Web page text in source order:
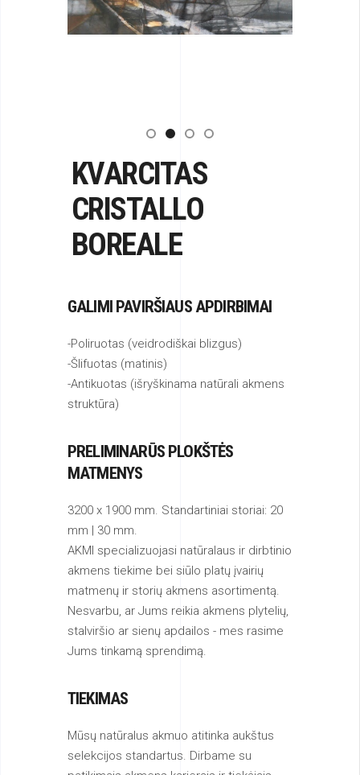
KVARCITAS
CRISTALLO
BOREALE
GALIMI PAVIRŠIAUS APDIRBIMAI
-Poliruotas (veidrodiškai blizgus)
-Šlifuotas (matinis)
-Antikuotas (išryškinama natūrali akmens
struktūra)
PRELIMINARŪS PLOKŠTĖS
MATMENYS
3200 x 1900 mm. Standartiniai storiai: 20
mm | 30 mm.
AKMI specializuojasi natūralaus ir dirbtinio
akmens tiekime bei siūlo platų įvairių
matmenų ir storių akmens asortimentą.
Nesvarbu, ar Jums reikia akmens plytelių,
stalviršio ar sienų apdailos - mes rasime
Jums tinkamą sprendimą.
TIEKIMAS
Mūsų natūralus akmuo atitinka aukštus
selekcijos standartus. Dirbame su